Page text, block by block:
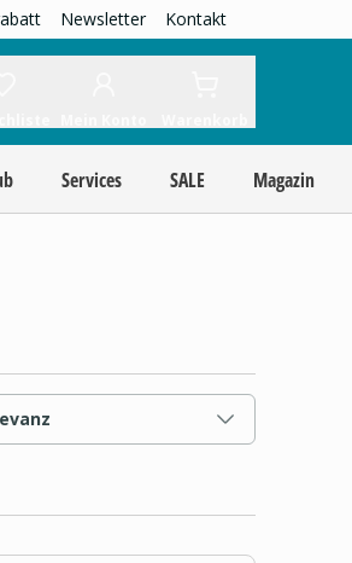
Newsletter Kontakt
Services SALE Magazin